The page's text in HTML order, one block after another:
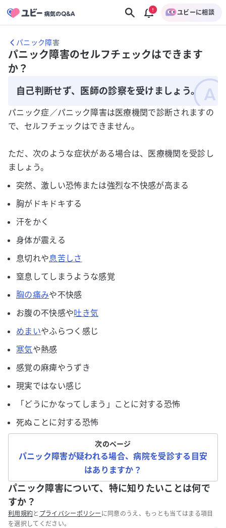
ユビーに相談
パニック障害
パニック障害のセルフチェックはできます
か？
自己判断せず、医師の診察を受けましょう。
パニック症／パニック障害は医療機関で診断されますの
で、セルフチェックはできません。
ただ、次のような症状がある場合は、医療機関を受診し
ましょう。
突然、激しい恐怖または強烈な不快感が高まる
胸がドキドキする
汗をかく
身体が震える
息切れや息苦しさ
窒息してしまうような感覚
胸の痛みや不快感
お腹の不快感や吐き気
めまいやふらつく感じ
寒気や熱感
感覚の麻痺やうずき
現実ではない感じ
「どうにかなってしまう」ことに対する恐怖
死ぬことに対する恐怖
次のページ
パニック障害が疑われる場合、病院を受診する目安
はありますか？
パニック障害について、特に知りたいことは何で
すか？
利用規約と プライバシーポリシー に同意のうえ、もっとも当てはまる項目
を選択してください。